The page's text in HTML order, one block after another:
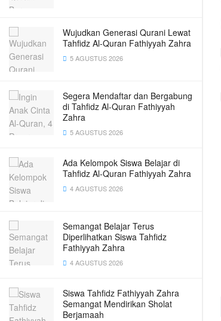
Wujudkan Generasi Qurani Lewat
Tahfidz Al-Quran Fathiyyah Zahra
5 AGUSTUS 2026
Segera Mendaftar dan Bergabung
di Tahfidz Al-Quran Fathiyyah
Zahra
5 AGUSTUS 2026
Ada Kelompok Siswa Belajar di
Tahfidz Al-Quran Fathiyyah Zahra
4 AGUSTUS 2026
Semangat Belajar Terus
Diperlihatkan Siswa Tahfidz
Fathiyyah Zahra
4 AGUSTUS 2026
Siswa Tahfidz Fathiyyah Zahra
Semangat Mendirikan Sholat
Berjamaah